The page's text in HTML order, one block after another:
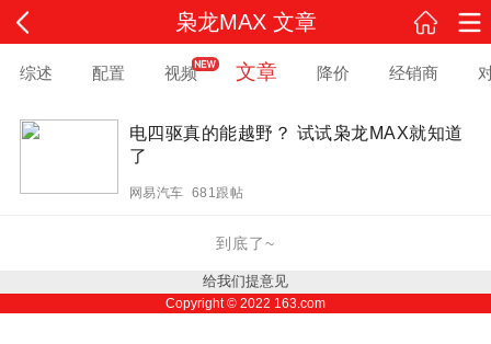
枭龙MAX 文章
综述 配置 视频 文章 降价 经销商
电四驱真的能越野？ 试试枭龙MAX就知道
了
网易汽车 681跟帖
到底了~
给我们提意见
Copyright © 2022 163.com